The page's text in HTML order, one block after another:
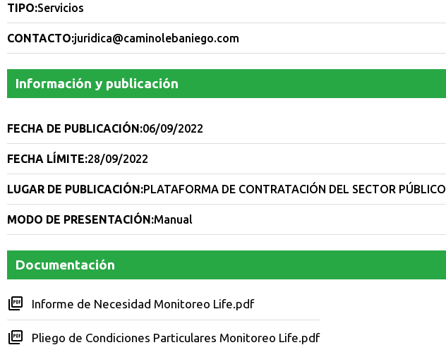
TIPO:Servicios
CONTACTO:juridica@caminolebaniego.com
Información y publicación
FECHA DE PUBLICACIÓN:06/09/2022
FECHA LÍMITE:28/09/2022
LUGAR DE PUBLICACIÓN:PLATAFORMA DE CONTRATACIÓN DEL SECTOR PÚBLICO
MODO DE PRESENTACIÓN:Manual
Documentación
Informe de Necesidad Monitoreo Life.pdf
Pliego de Condiciones Particulares Monitoreo Life.pdf